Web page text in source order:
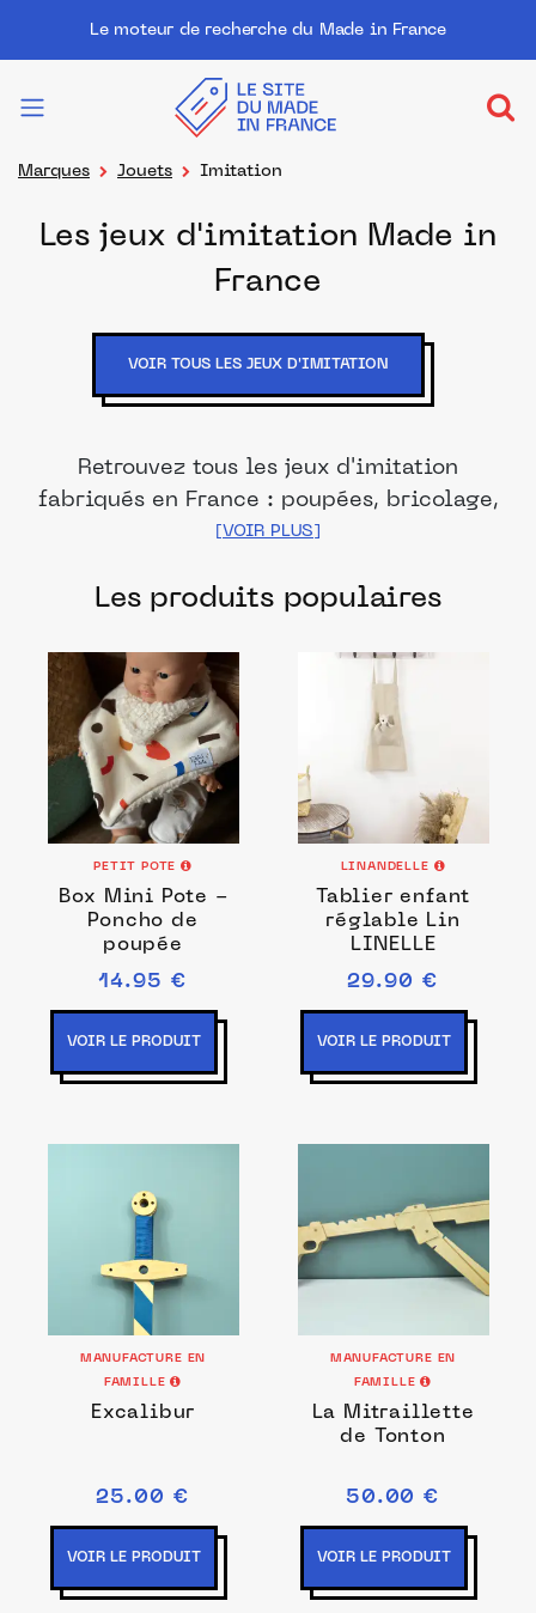
Le moteur de recherche du Made in France
Marques Jouets Imitation
Les jeux d'imitation Made in
France
VOIR TOUS LES JEUX D'IMITATION
Retrouvez tous les jeux d'imitation
fabriqués en France : poupées, bricolage,
travaux, dinette...
Les produits populaires
PETIT POTE
Box Mini Pote -
Poncho de
poupée
14.95 €
VOIR LE PRODUIT
LINANDELLE
Tablier enfant
réglable Lin
LINELLE
29.90 €
VOIR LE PRODUIT
MANUFACTURE EN
FAMILLE
Excalibur
25.00 €
VOIR LE PRODUIT
MANUFACTURE EN
FAMILLE
La Mitraillette
de Tonton
50.00 €
VOIR LE PRODUIT